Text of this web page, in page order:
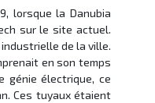
lorsque la Danubia
sur le site actuel.
de la ville.
en son temps
génie électrique, ce
Ces tuyaux étaient